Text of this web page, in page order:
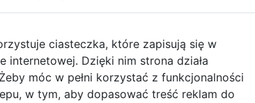
zgodności
Informacje o
ciasteczka, które zapisują się w
internetowej. Dzięki nim strona działa
móc w pełni korzystać z funkcjonalności
w tym, aby dopasować treść reklam do